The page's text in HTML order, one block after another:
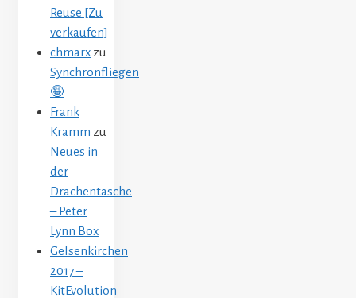
Reuse [Zu
verkaufen]
chmarx zu
Synchronfliegen
🤪
Frank
Kramm zu
Neues in
der
Drachentasche
– Peter
Lynn Box
Gelsenkirchen
2017 –
KitEvolution